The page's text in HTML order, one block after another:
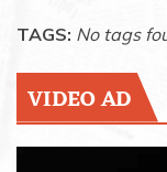
TAGS: No tags
VIDEO AD